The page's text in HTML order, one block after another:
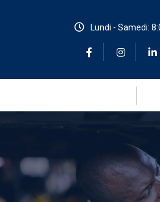
Lundi - Samedi: